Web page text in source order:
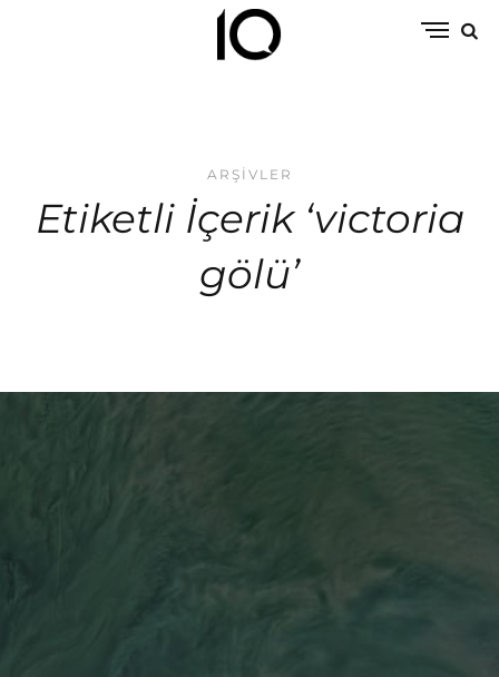
ARŞIVLER
Etiketli İçerik ‘victoria
gölü’